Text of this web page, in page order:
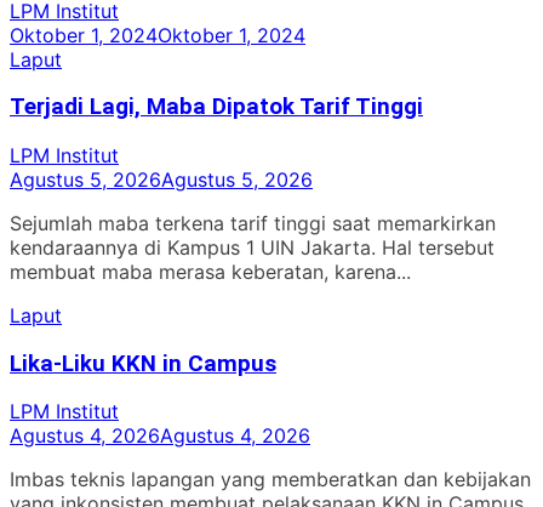
LPM Institut
Oktober 1, 2024Oktober 1, 2024
Laput
Terjadi Lagi, Maba Dipatok Tarif Tinggi
LPM Institut
Agustus 5, 2026Agustus 5, 2026
Sejumlah maba terkena tarif tinggi saat memarkirkan
kendaraannya di Kampus 1 UIN Jakarta. Hal tersebut
membuat maba merasa keberatan, karena...
Laput
Lika-Liku KKN in Campus
LPM Institut
Agustus 4, 2026Agustus 4, 2026
Imbas teknis lapangan yang memberatkan dan kebijakan